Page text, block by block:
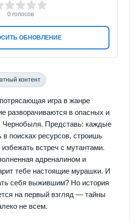
ОБНОВЛЕНИЕ
4 5
0 голосов
контент
игра в жанре
разворачиваются в опасных и
Чернобыля. Представь: каждые
поисках ресурсов, строишь
встреч с мутантами.
адреналином и
тебе настоящие мурашки. И
себя выжившим? Но история
на первый взгляд — тайны
не всем.